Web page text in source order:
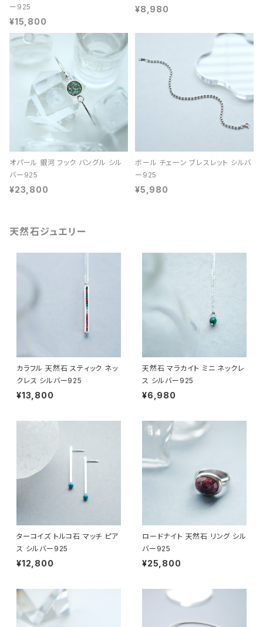
ー925
¥15,800
¥8,980
オパール 銀河 フック バングル シル
バー925
¥23,800
ボール チェーン ブレスレット シルバ
ー925
¥5,980
天然石ジュエリー
カラフル 天然石 スティック ネッ
クレス シルバー925
¥13,800
天然石 マラカイト ミニ ネックレ
ス シルバー925
¥6,980
ターコイズ トルコ石 マッチ ピア
ス シルバー925
¥12,800
ロードナイト 天然石 リング シル
バー925
¥25,800